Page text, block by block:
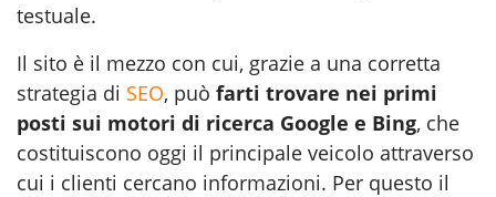
testuale.
Il sito è il mezzo con cui, grazie a una corretta
strategia di SEO, può farti trovare nei primi
posti sui motori di ricerca Google e Bing, che
costituiscono oggi il principale veicolo attraverso
cui i clienti cercano informazioni. Per questo il